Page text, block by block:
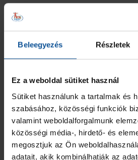
Beleegyezés Részletek
Ez a weboldal sütiket használ
Sütiket használunk a tartalmak és
szabásához, közösségi funkciók
valamint weboldalforgalmunk
közösségi média-, hirdető- és
megosztjuk az Ön
adatait, akik kombinálhatják az
Tempo KSE
JEL
OTP Bank - Pick Szeged
MEZ JÁTÉKOS GÓL